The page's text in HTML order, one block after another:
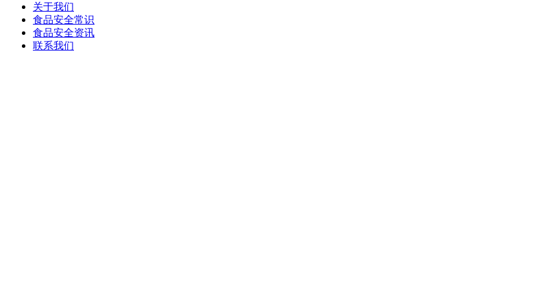
关于我们
食品安全常识
食品安全资讯
联系我们